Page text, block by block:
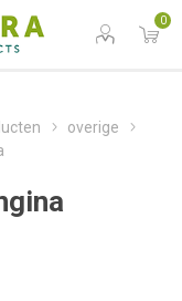
0
overige